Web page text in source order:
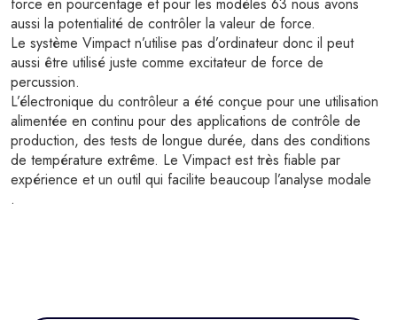
force en pourcentage et pour les modèles 63 nous avons
aussi la potentialité de contrôler la valeur de force.
Le système Vimpact n’utilise pas d’ordinateur donc il peut
aussi être utilisé juste comme excitateur de force de
percussion.
L’électronique du contrôleur a été conçue pour une utilisation
alimentée en continu pour des applications de contrôle de
production, des tests de longue durée, dans des conditions
de température extrême. Le Vimpact est très fiable par
expérience et un outil qui facilite beaucoup l’analyse modale
.